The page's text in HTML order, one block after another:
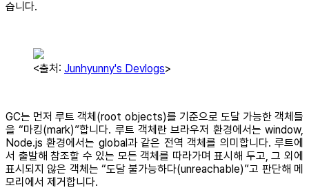
습니다.
<출처: Junhyunny's Devlogs>
GC는 먼저 루트 객체(root objects)를 기준으로 도달 가능한 객체들
을 “마킹(mark)”합니다. 루트 객체란 브라우저 환경에서는 window,
Node.js 환경에서는 global과 같은 전역 객체를 의미합니다. 루트에
서 출발해 참조할 수 있는 모든 객체를 따라가며 표시해 두고, 그 외에
표시되지 않은 객체는 “도달 불가능하다(unreachable)”고 판단해 메
모리에서 제거합니다.